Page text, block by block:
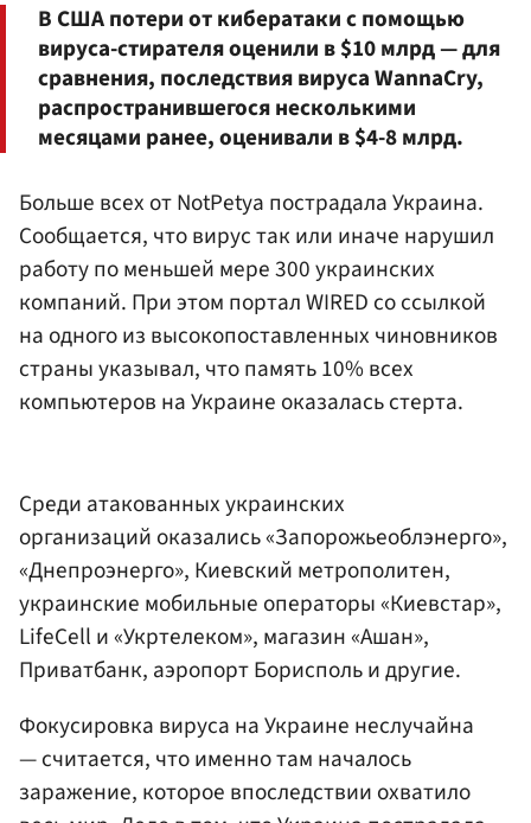
В США потери от кибератаки с помощью
вируса-стирателя оценили в $10 млрд — для
сравнения, последствия вируса WannaCry,
распространившегося несколькими
месяцами ранее, оценивали в $4-8 млрд.
Больше всех от NotPetya пострадала Украина.
Сообщается, что вирус так или иначе нарушил
работу по меньшей мере 300 украинских
компаний. При этом портал WIRED со ссылкой
на одного из высокопоставленных чиновников
страны указывал, что память 10% всех
компьютеров на Украине оказалась стерта.
Среди атакованных украинских
организаций оказались «Запорожьеоблэнерго»,
«Днепроэнерго», Киевский метрополитен,
украинские мобильные операторы «Киевстар»,
LifeCell и «Укртелеком», магазин «Ашан»,
Приватбанк, аэропорт Борисполь и другие.
Фокусировка вируса на Украине неслучайна
— считается, что именно там началось
заражение, которое впоследствии охватило